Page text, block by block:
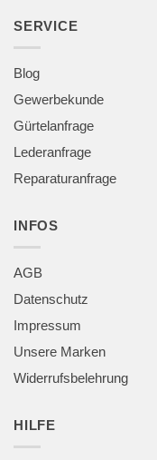
SERVICE
Blog
Gewerbekunde
Gürtelanfrage
Lederanfrage
Reparaturanfrage
INFOS
AGB
Datenschutz
Impressum
Unsere Marken
Widerrufsbelehrung
HILFE